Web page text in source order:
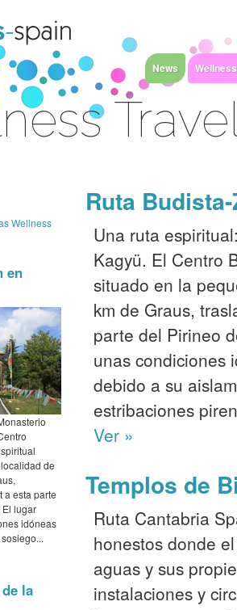
News
Wellness
en
de
a esta parte
lugar
idóneas
la
Ruta
Una ruta
Kagyü. El Centro
situado en la
km de Graus,
parte del Pirineo
unas condiciones
debido a su
estribaciones
Ver »
Templos de
Ruta Cantabria
honestos donde
aguas y sus
instalaciones y